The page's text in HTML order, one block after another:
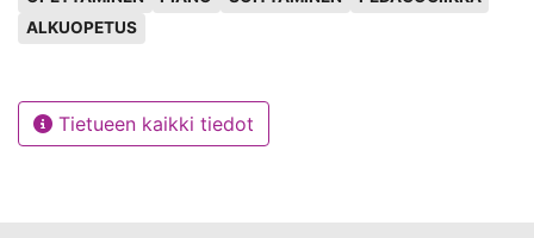
soittotunneilla erittäin olennaisina asioina.
Haastateltavat pyrkivät käyttämään opetuksessaan
ALKUOPETUS
Tietueen kaikki tiedot